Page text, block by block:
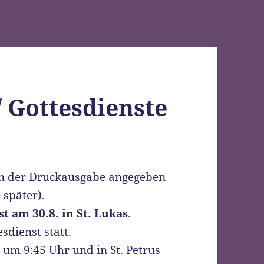
Druckausgabe angegeben
später).
am 30.8. in St. Lukas.
statt.
9:45 Uhr und in St. Petrus